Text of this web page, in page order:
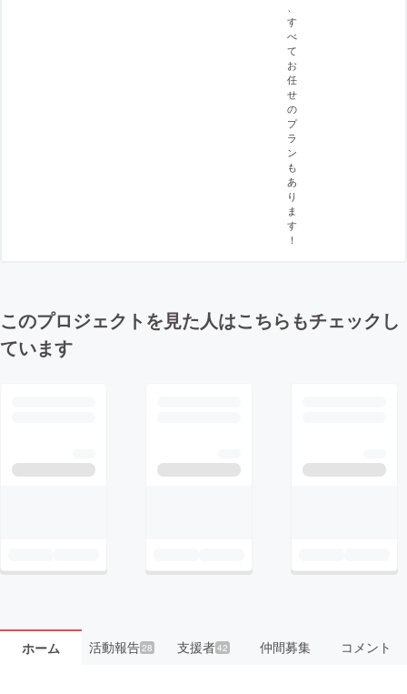
す
べ
て
お
任
せ
の
プ
ラ
ン
も
あ
り
ま
す
！
このプロジェクトを見た人はこちらもチェックし
ています
ホーム 活動報告28 支援者42 仲間募集 コメント